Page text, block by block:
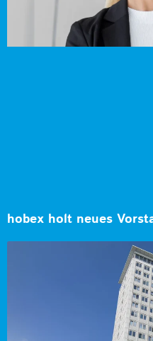
hobex holt neues